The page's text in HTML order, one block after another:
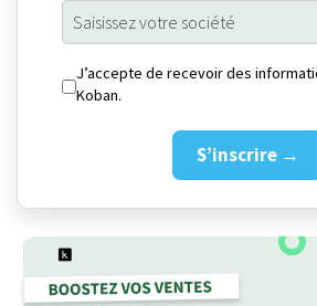
J’accepte de recevoir des
Koban.
S’inscrire →